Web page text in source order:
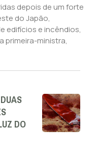
depois de um forte
do Japão,
edifícios e incêndios,
primeira-ministra,
DO